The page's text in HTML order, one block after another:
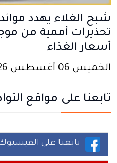
شبح الغلاء يهدد
تحذيرات أممية من
أسعار الغذاء
الخميس 06 أغسطس 2026
تابعنا على مواقع
تابعنا على